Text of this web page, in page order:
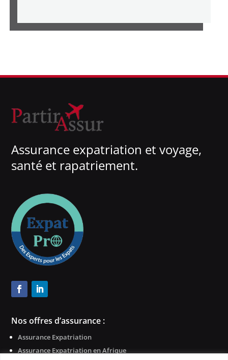
Assurance expatriation et voyage,
santé et rapatriement.
Nos offres d’assurance :
Assurance Expatriation
Assurance Expatriation en Afrique